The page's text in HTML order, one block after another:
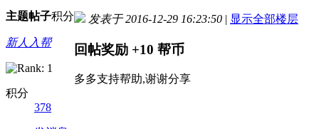
主题帖子积分
新人入帮
积分
378
发表于 2016-12-29 16:23:50 | 显示全部楼层
回帖奖励 +10 帮币
多多支持帮助,谢谢分享